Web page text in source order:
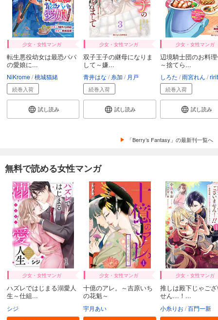
少女・女性マンガ
転生悪役幼女は最恐パパ
の愛娘に...
NiKrome 桃城猫緒
続巻入荷
試し読み
少女・女性マンガ
双子王子の継母になりま
して～嫌...
青井はな 糸加 月戸
続巻入荷
試し読み
少女・女性マンガ
辺境騎士団のお料
～捨てら...
しろた 雨宮れん
続巻入荷
試し読み
「Berry’s Fantasy」の最新刊一覧へ
無料で読める女性マンガ
少女・女性マンガ
ハズレではじまる溺愛人
生～仕組...
シジ
少女・女性マンガ
十億のアレ。～吉原いち
の花魁～
宇月あい
少女・女性マンガ
推しは殿下じゃご
せん…！...
小糸りお 百門一新